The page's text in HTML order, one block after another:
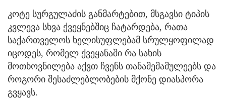
კოტე სურგულაძის განმარტებით, მსგავსი ტიპის
კვლევა სხვა ქვეყნებშიც ჩატარდება, რათა
საქართველოს ხელისუფლებამ სრულყოფილად
იცოდეს, რომელ ქვეყანაში რა სახის
მოთხოვნილება აქვთ ჩვენს თანამემამულეებს და
როგორი შესაძლებლობების მქონე დიასპორა
გვყავს.